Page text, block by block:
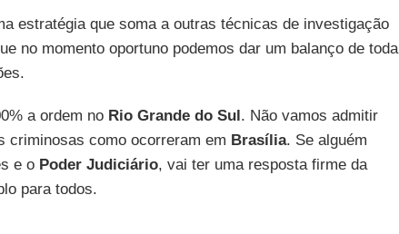
estratégia que soma a outras técnicas de investigação
no momento oportuno podemos dar um balanço de toda
a ordem no Rio Grande do Sul. Não vamos admitir
criminosas como ocorreram em Brasília. Se alguém
e o Poder Judiciário, vai ter uma resposta firme da
para todos.